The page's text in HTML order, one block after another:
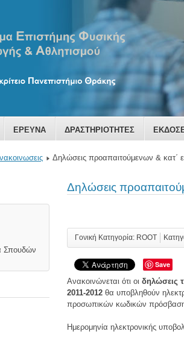
ΕΡΕΥΝΑ ΔΡΑΣΤΗΡΙΟΤΗΤΕΣ
Δηλώσεις προαπαιτούμενων & κατ΄
Σπουδών
Δηλώσεις
Γονική Κατηγορία: ROOT
Save
Ανακοινώνεται ότι οιδηλώσεις
2011-2012 θα υποβληθούν
προσωπικών κωδικών
Ημερομηνία ηλεκτρονικής